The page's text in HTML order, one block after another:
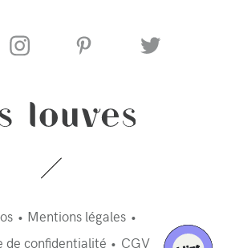
Mentions légales
de confidentialité
CGV